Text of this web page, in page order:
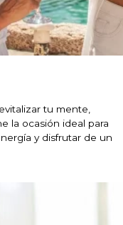
tu mente,
la ocasión ideal para
y disfrutar de un